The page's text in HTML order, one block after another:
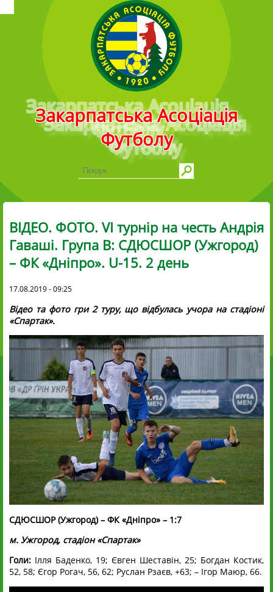
Головне меню
Закарпатська Асоціація
Футболу
ВІДЕО. ФОТО. VI турнір на честь Андрія
Гаваші. Група В: СДЮСШОР (Ужгород)
– ФК «Дніпро». U-15. 2 день
17.08.2019 - 09:25
Відео та фото гри 2 туру, що відбулась учора на стадіоні
«Спартак».
СДЮСШОР (Ужгород) – ФК «Дніпро» – 1:7
м. Ужгород, стадіон «Спартак»
Голи: Ілля Баденко, 19; Євген Шеставін, 25; Богдан Костик,
52, 58; Єгор Рогач, 56, 62; Руслан Рзаєв, +63; – Ігор Маюр, 66.